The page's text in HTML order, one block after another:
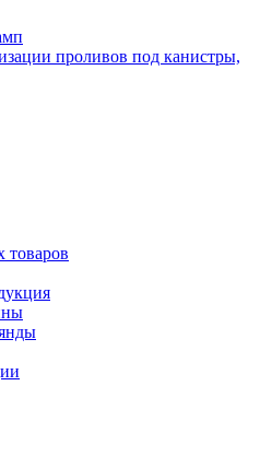
проливов под канистры,
товаров